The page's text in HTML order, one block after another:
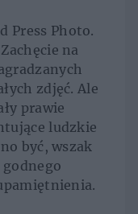
Press Photo.
na
zdjęć. Ale
prawie
ludzkie
być, wszak